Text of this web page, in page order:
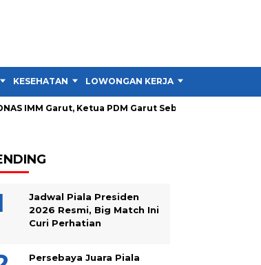
KESEHATAN LOWONGAN KERJA
IMM Garut, Ketua PDM Garut Sebut RTL Lebih
Jadwal Piala Presiden
2026 Resmi, Big Match Ini
Curi Perhatian
Persebaya Juara Piala